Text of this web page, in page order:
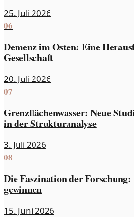
25. Juli 2026
06
Demenz im Osten: Eine
Gesellschaft
20. Juli 2026
07
Grenzflächenwasser: Neue
in der Strukturanalyse
3. Juli 2026
08
Die Faszination der Forschung:
gewinnen
15. Juni 2026